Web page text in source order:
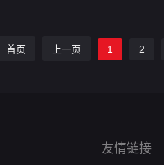
首页 上一页 1 2
友情链接